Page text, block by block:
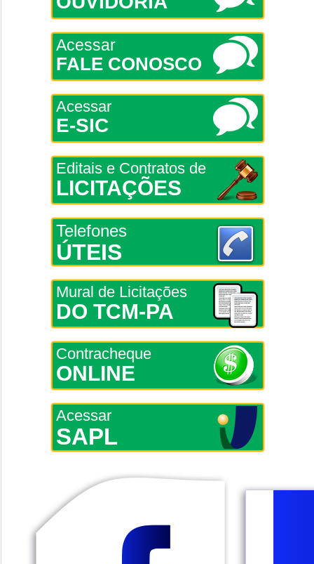
Acessar
FALE CONOSCO
Acessar
E-SIC
Editais e Contratos de
LICITAÇÕES
Telefones
ÚTEIS
Mural de Licitações
DO TCM-PA
Contracheque
ONLINE
Acessar
SAPL